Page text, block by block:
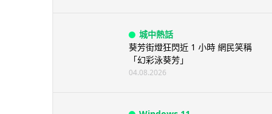
城中熱話
葵芳街燈狂閃近 1 小時 網民笑稱
「幻彩泳葵芳」
04.08.2026